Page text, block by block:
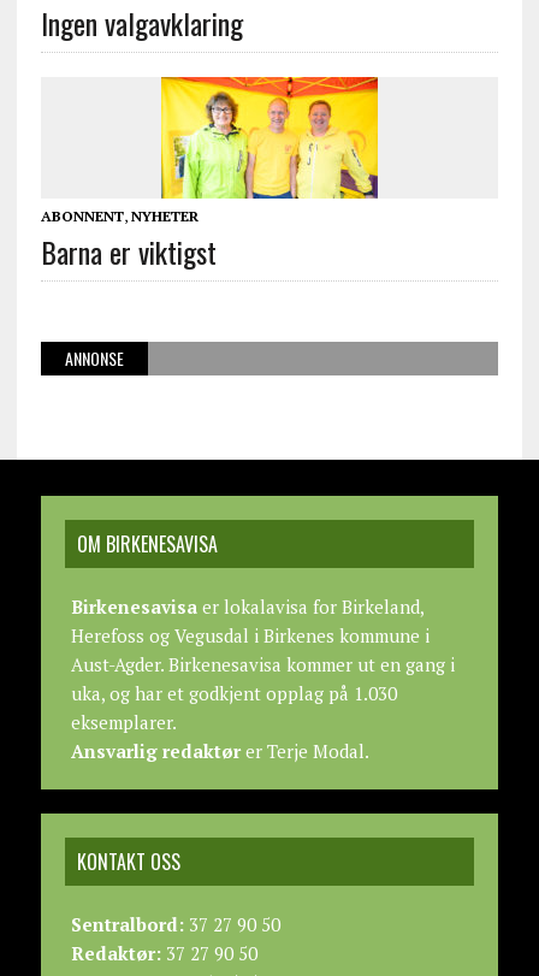
Ingen valgavklaring
ABONNENT, NYHETER
Barna er viktigst
ANNONSE
OM BIRKENESAVISA
Birkenesavisaer lokalavisa for Birkeland,
Herefoss og Vegusdal i Birkenes kommune i
Aust-Agder. Birkenesavisa kommer ut en gang i
uka, og har et godkjent opplag på 1.030
eksemplarer.
Ansvarlig redaktører Terje Modal.
KONTAKT OSS
Sentralbord:37 27 90 50
Redaktør:37 27 90 50